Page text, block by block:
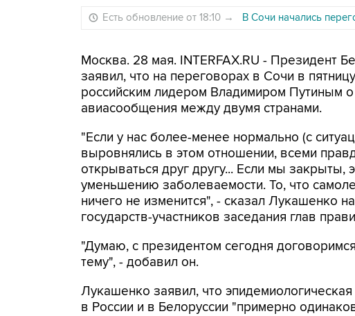
Есть обновление от 18:10 → В Сочи начались
Москва. 28 мая. INTERFAX.RU - Президент
заявил, что на переговорах в Сочи в
российским лидером Владимиром Путиным
авиасообщения между двумя странами.
"Если у нас более-менее нормально (с
выровнялись в этом отношении, всеми
открываться друг другу... Если мы закрыты,
уменьшению заболеваемости. То, что
ничего не изменится", - сказал Лукашенко
государств-участников заседания глав
"Думаю, с президентом сегодня
тему", - добавил он.
Лукашенко заявил, что эпидемиологическая
в России и в Белоруссии "примерно